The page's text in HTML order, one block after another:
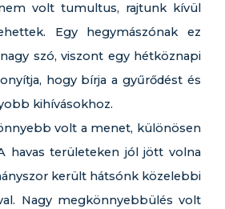
volt tumultus, rajtunk kívül
Egy hegymászónak ez
szó, viszont egy hétköznapi
hogy bírja a gyűrődést és
kihívásokhoz.
volt a menet, különösen
havas területeken jól jött volna
került hátsónk közelebbi
Nagy megkönnyebbülés volt